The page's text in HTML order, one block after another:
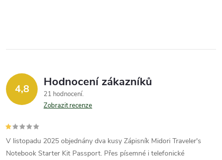
4,8 Hodnocení zákazníků
21 hodnocení
Zobrazit recenze
V listopadu 2025 objednány dva kusy Zápisník Midori Traveler's
Notebook Starter Kit Passport. Přes písemné i telefonické